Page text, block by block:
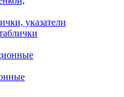
указатели